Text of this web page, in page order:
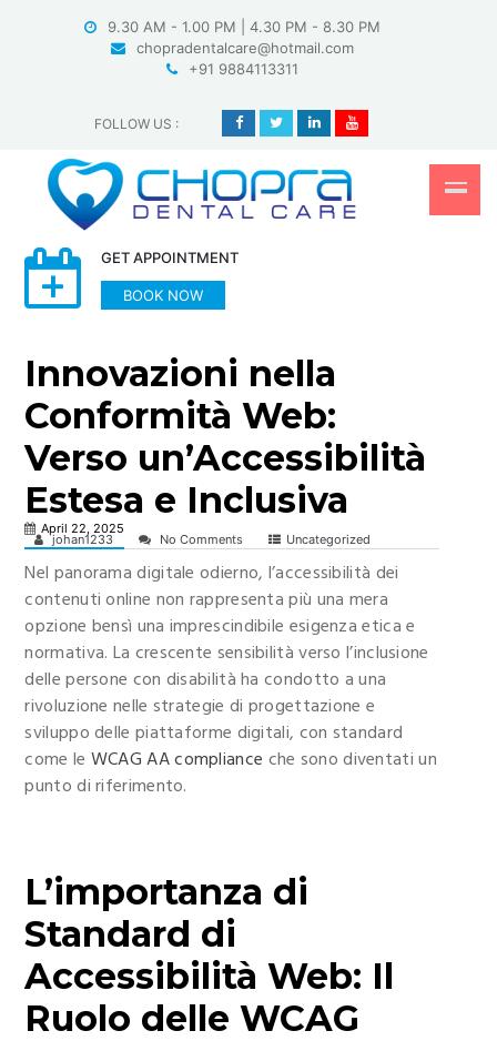
9.30 AM - 1.00 PM | 4.30 PM - 8.30 PM
chopradentalcare@hotmail.com
+91 9884113311
FOLLOW US :
GET APPOINTMENT
BOOK NOW
Innovazioni nella
Conformità Web:
Verso un’Accessibilità
Estesa e Inclusiva
April 22, 2025
johan1233 No Comments Uncategorized
Nel panorama digitale odierno, l’accessibilità dei
contenuti online non rappresenta più una mera
opzione bensì una imprescindibile esigenza etica e
normativa. La crescente sensibilità verso l’inclusione
delle persone con disabilità ha condotto a una
rivoluzione nelle strategie di progettazione e
sviluppo delle piattaforme digitali, con standard
come le WCAG AA compliance che sono diventati un
punto di riferimento.
L’importanza di
Standard di
Accessibilità Web: Il
Ruolo delle WCAG